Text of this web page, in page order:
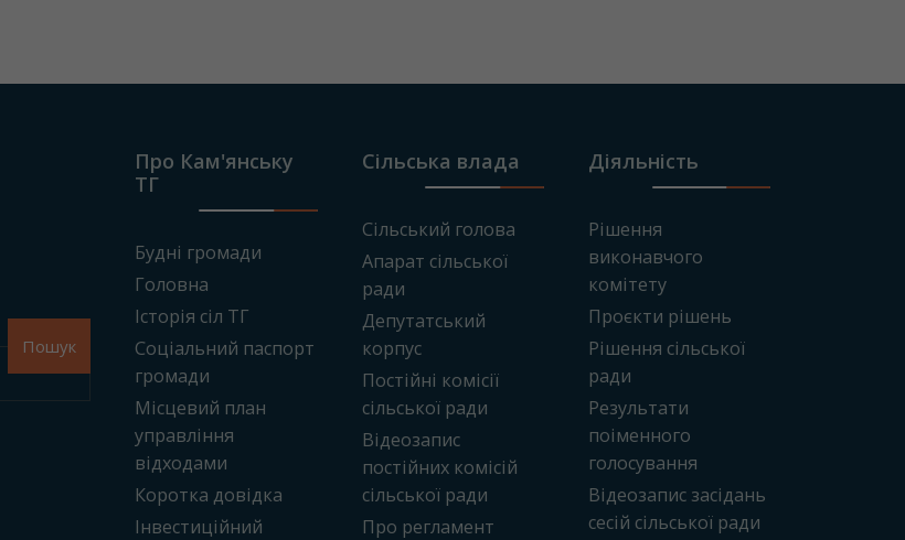
Пошук
Про Кам'янську
ТГ
Будні громади
Головна
Історія сіл ТГ
Соціальний паспорт
громади
Місцевий план
управління
відходами
Коротка довідка
Інвестиційний
Сільська влада
Сільський голова
Апарат сільської
ради
Депутатський
корпус
Постійні комісії
сільської ради
Відеозапис
постійних комісій
сільської ради
Про регламент
Діяльність
Рішення
виконавчого
комітету
Проєкти рішень
Рішення сільської
ради
Результати
поіменного
голосування
Відеозапис засідань
сесій сільської ради